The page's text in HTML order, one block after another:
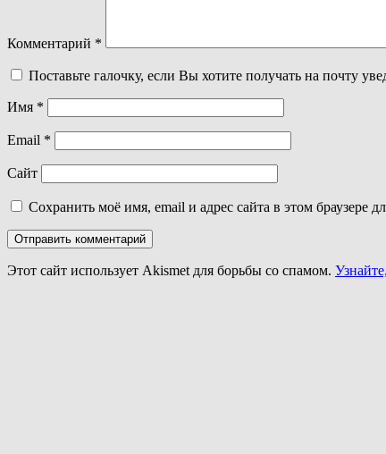
Комментарий *
Поставьте галочку, если Вы хотите получать на почту
Имя *
Email *
Сайт
Сохранить моё имя, email и адрес сайта в этом браузере
Этот сайт использует Akismet для борьбы со спамом.